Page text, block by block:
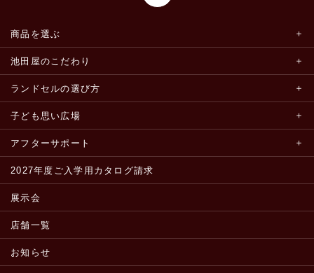
商品を選ぶ
池田屋のこだわり
ランドセルの選び方
子ども思い広場
アフターサポート
2027年度ご入学用カタログ請求
展示会
店舗一覧
お知らせ